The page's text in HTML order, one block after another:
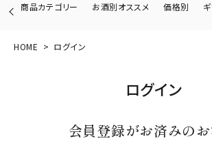
商品カテゴリー お酒別オススメ 価格別
ようこそ ゲスト 様
HOME ログイン
ログイン
会員登録がお済みの